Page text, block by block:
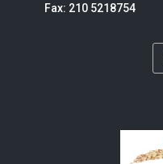
Fax: 210 5218754